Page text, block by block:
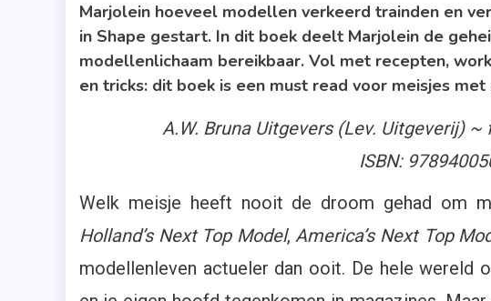
Marjolein hoeveel modellen verkeerd trainden en
in Shape gestart. In dit boek deelt Marjolein de
modellenlichaam bereikbaar. Vol met recepten,
en tricks: dit boek is een must read voor meisjes
A.W. Bruna Uitgevers (Lev. Uitgeverij) ~
ISBN:
Welk meisje heeft nooit de droom gehad om
Holland’s Next Top Model, America’s Next Top
modellenleven actueler dan ooit. De hele wereld